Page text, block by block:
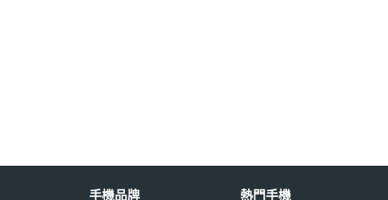
焦距
手機品牌 熱門手機